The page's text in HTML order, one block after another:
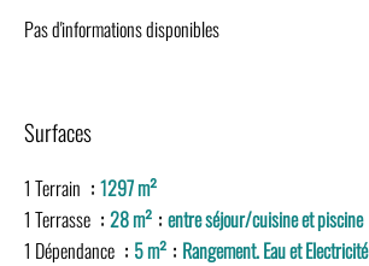
Pas d'informations disponibles
Surfaces
1 Terrain
1297 m²
1 Terrasse
28 m² entre séjour/cuisine et piscine
1 Dépendance
5 m² Rangement. Eau et Electricité